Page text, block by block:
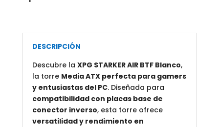
C,
Compatible
Placas
Conector
Inverso
cantidad
DESCRIPCIÓN
Descubre la XPG STARKER AIR BTF Blanco,
la torre Media ATX perfecta para gamers
y entusiastas del PC. Diseñada para
compatibilidad con placas base de
conector inverso, esta torre ofrece
versatilidad y rendimiento en